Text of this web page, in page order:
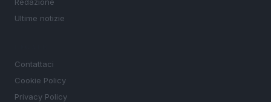
Ultime notizie
Contattaci
Cookie Policy
Privacy Policy